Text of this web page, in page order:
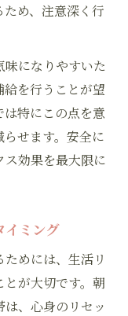
め、注意深く行
味になりやすいた
を行うことが望
特にこの点を意
せます。安全に
ス効果を最大限に
イミング
めには、生活リ
が大切です。朝
、心身のリセッ